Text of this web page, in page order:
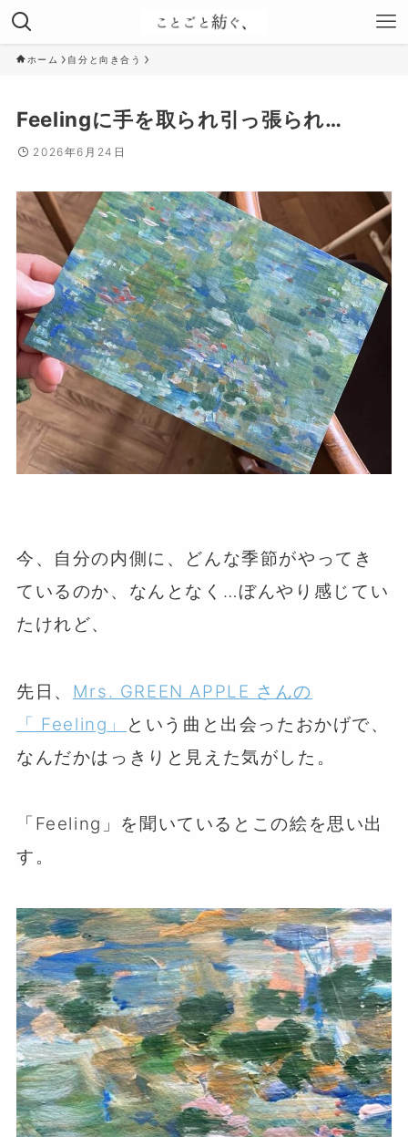
ホーム 自分と向き合う
Feelingに手を取られ引っ張られ…
2026年6月24日
今、自分の内側に、どんな季節がやってき
ているのか、なんとなく…ぼんやり感じてい
たけれど、
先日、 Mrs. GREEN APPLE さんの
「 Feeling 」
という曲と出会ったおかげで、
なんだかはっきりと見えた気がした。
「Feeling」を聞いているとこの絵を思い出
す。